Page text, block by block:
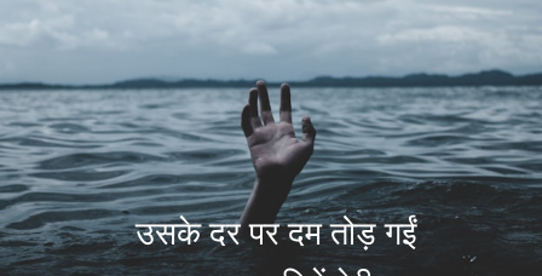
उसके दर पर दम तोड़ गईं